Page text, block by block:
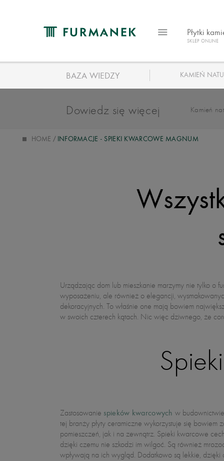
Płytki
SKLEP ONLINE
BAZA WIEDZY KAMIEŃ
Dowiedz się więcej Kamień
HOME INFORMACJE - SPIEKI KWARCOWE MAGNUM
Urządzając dom lub mieszkanie marzymy nie tylko o
wyposażeniu, ale również o elegancji,
dekoracyjnych. To właśnie one mają bowiem
w swoich czterech kątach. Nic więc dziwnego, że
wykorzystywanie szlachetnych i trwałych płyt
dostępnych na rynku warto zwrócić uwagę na spiek
jego zastosowanie oraz dlaczego warto je wybrać?
Zastosowanie spieków kwarcowych w
tej branży płyty ceramiczne wykorzystuje się bowiem
pomieszczeń, jak i na zewnątrz. Spieki kwarcowe
dzięki czemu nie szkodzi im wilgoć. Są również
wpływają na ich wygląd. Dodatkowo są lekkie, dzięki